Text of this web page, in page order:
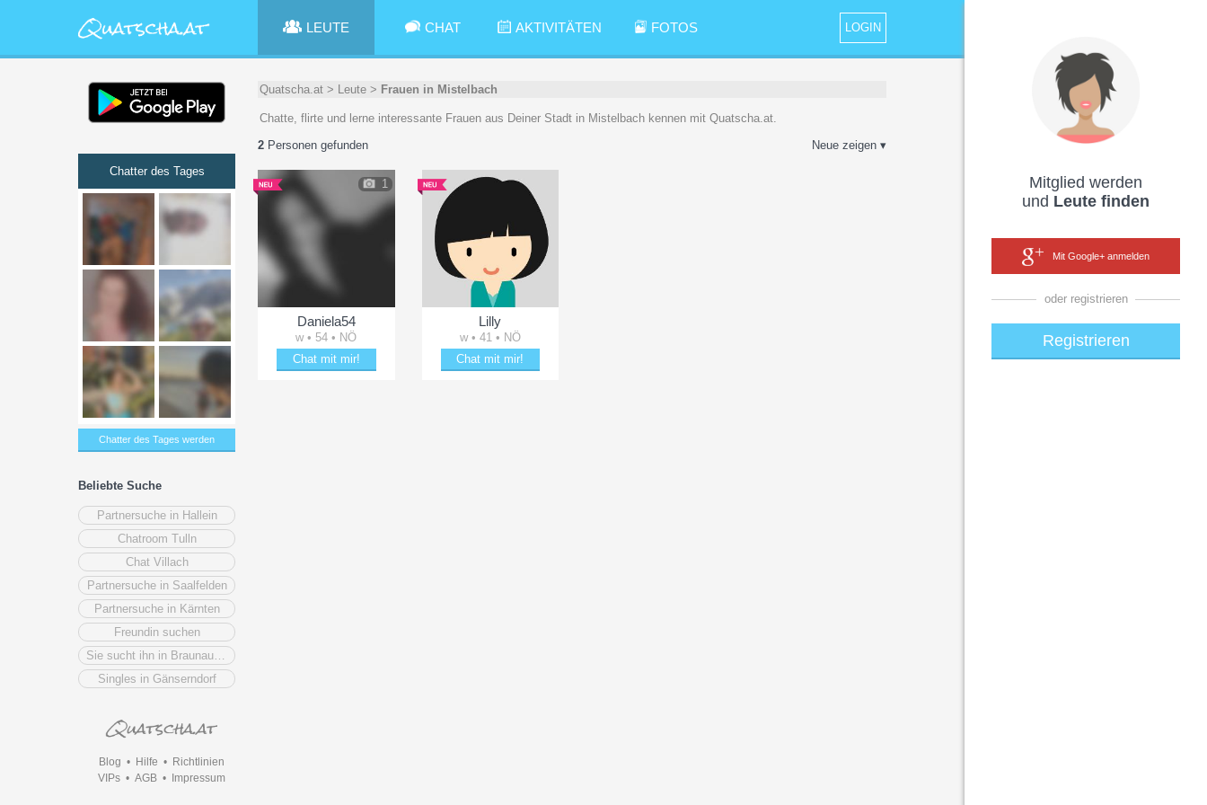
Mitglied werden
und Leute finden
Mit Google+ anmelden
oder registrieren
Registrieren
LOGIN
LEUTE CHAT AKTIVITÄTEN FOTOS
Chatter des Tages
Chatter des Tages werden
Beliebte Suche
Partnersuche in Hallein
Chatroom Tulln
Chat Villach
Partnersuche in Saalfelden
Partnersuche in Kärnten
Freundin suchen
Singles in Gänserndorf
Blog • Hilfe • Richtlinien
VIPs• AGB• Impressum
Quatscha.at > Leute > Frauen in Mistelbach
Chatte, flirte und lerne interessante Frauen aus Deiner Stadt in Mistelbach kennen mit Quatscha.at.
Neue zeigen ▾
2 Personen gefunden
1
Daniela54
w • 54 • NÖ
Chat mit mir!
Lilly
w • 41 • NÖ
Chat mit mir!